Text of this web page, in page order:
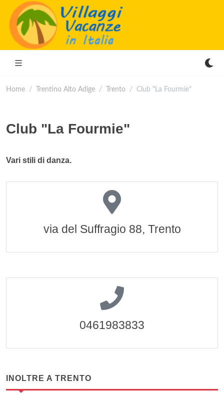
Home Trentino Alto Adige Trento Club "La Fourmie"
Club "La Fourmie"
Vari stili di danza.
via del Suffragio 88, Trento
0461983833
INOLTRE A TRENTO